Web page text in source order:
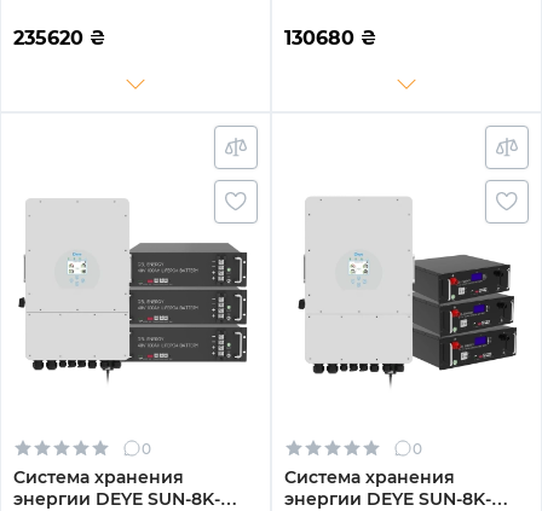
LFP-W 12kW 20.48kWh
4BAT LiFePO4 6500
235620 ₴
W 8kW 10.24kWh 2BAT
LiFePO4 6500 циклов
130680 ₴
0
Система хранения
энергии DEYE SUN-8K-
0
Система хранения
энергии DEYE SUN-8K-